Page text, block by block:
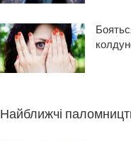
Найближчі